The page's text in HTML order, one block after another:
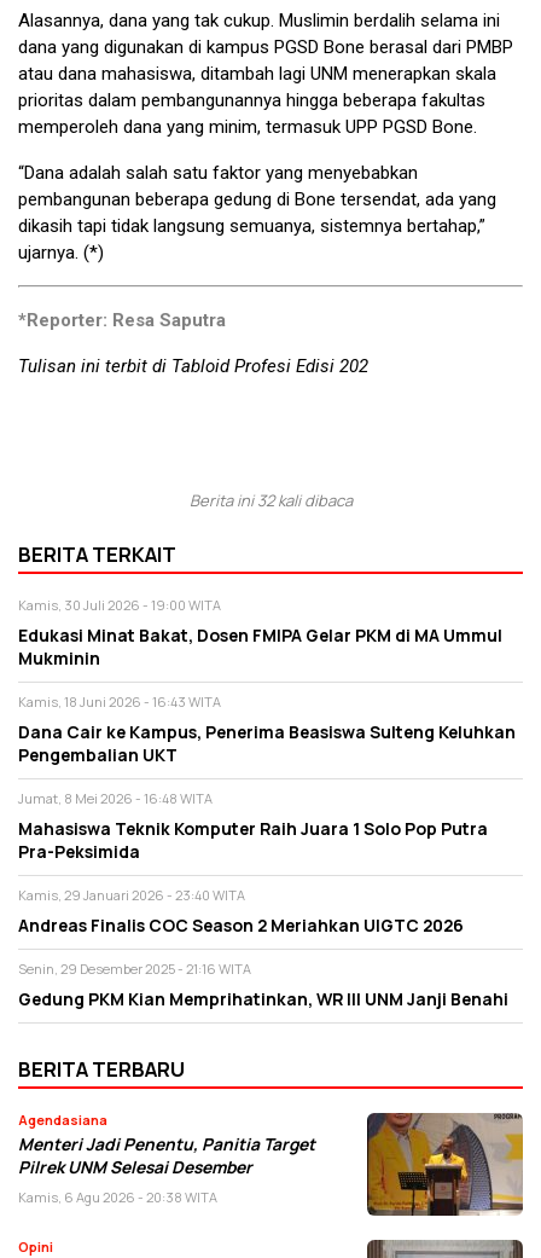
Alasannya, dana yang tak cukup. Muslimin berdalih selama ini
dana yang digunakan di kampus PGSD Bone berasal dari PMBP
atau dana mahasiswa, ditambah lagi UNM menerapkan skala
prioritas dalam pembangunannya hingga beberapa fakultas
memperoleh dana yang minim, termasuk UPP PGSD Bone.
“Dana adalah salah satu faktor yang menyebabkan
pembangunan beberapa gedung di Bone tersendat, ada yang
dikasih tapi tidak lang­sung semuanya, sistemnya berta­hap,”
ujarnya. (*)
*Reporter: Resa Saputra
Tulisan ini terbit di Tabloid Profesi Edisi 202
Berita ini 32 kali dibaca
BERITA TERKAIT
Kamis, 30 Juli 2026 - 19:00 WITA
Edukasi Minat Bakat, Dosen FMIPA Gelar PKM di MA Ummul
Mukminin
Kamis, 18 Juni 2026 - 16:43 WITA
Dana Cair ke Kampus, Penerima Beasiswa Sulteng Keluhkan
Pengembalian UKT
Jumat, 8 Mei 2026 - 16:48 WITA
Mahasiswa Teknik Komputer Raih Juara 1 Solo Pop Putra
Pra-Peksimida
Kamis, 29 Januari 2026 - 23:40 WITA
Andreas Finalis COC Season 2 Meriahkan UIGTC 2026
Senin, 29 Desember 2025 - 21:16 WITA
Gedung PKM Kian Memprihatinkan, WR III UNM Janji Benahi
BERITA TERBARU
Agendasiana
Menteri Jadi Penentu, Panitia Target
Pilrek UNM Selesai Desember
Kamis, 6 Agu 2026 - 20:38 WITA
Opini